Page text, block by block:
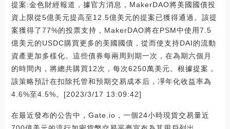
提案:金色財經報道，據官方消息，MakerDAO將美國國債投
資上限從5億美元提高至12.5億美元的提案已獲得通過。該提
案獲得了77%的投票支持，MakerDAO將在PSM中使用7.5
億美元的USDC購買更多的美國國債，從而使支持DAI的流動
資產更加多樣化。這些債券每兩周到期一次，在為期六個月
的時間內，將總共購買12次，每次6250萬美元。根據提案，
該策略預計在扣除托管和預期交易成本后，凈年化收益率為
4.6%至4.5%。[2023/3/17 13:09:42]
在最近發布的公告中，Gate.io，一個24小時現貨交易量近